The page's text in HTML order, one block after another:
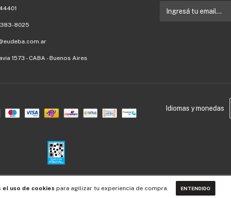
el uso de cookies para agilizar tu experiencia de compra. ENTENDIDO
383-8025
1573 - CABA - Buenos Aires
Idiomas y monedas